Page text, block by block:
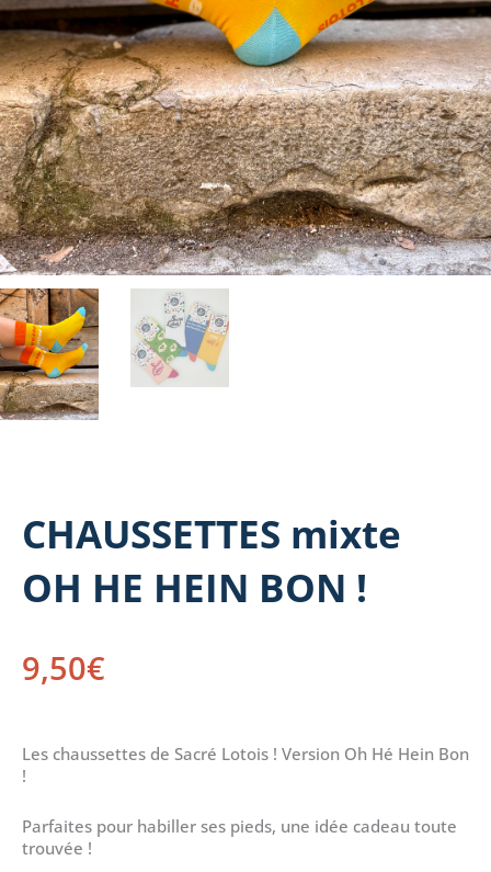
CHAUSSETTES mixte
OH HE HEIN BON !
9,50€
Les chaussettes de Sacré Lotois ! Version Oh Hé Hein Bon
!
Parfaites pour habiller ses pieds, une idée cadeau toute
trouvée !